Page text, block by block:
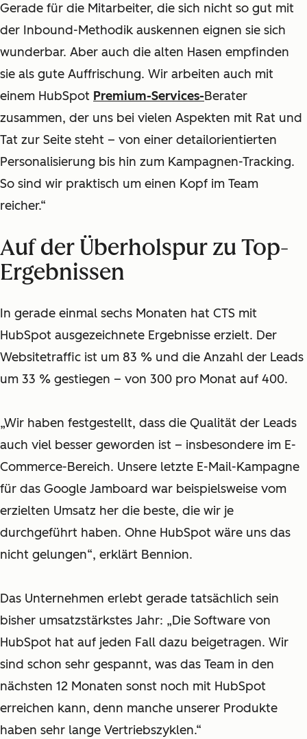
Gerade für die Mitarbeiter, die sich nicht so gut mit
der Inbound-Methodik auskennen eignen sie sich
wunderbar. Aber auch die alten Hasen empfinden
sie als gute Auffrischung. Wir arbeiten auch mit
einem HubSpot Premium-Services-Berater
zusammen, der uns bei vielen Aspekten mit Rat und
Tat zur Seite steht – von einer detailorientierten
Personalisierung bis hin zum Kampagnen-Tracking.
So sind wir praktisch um einen Kopf im Team
reicher.“
Auf der Überholspur zu Top-
Ergebnissen
In gerade einmal sechs Monaten hat CTS mit
HubSpot ausgezeichnete Ergebnisse erzielt. Der
Websitetraffic ist um 83 % und die Anzahl der Leads
um 33 % gestiegen – von 300 pro Monat auf 400.
„Wir haben festgestellt, dass die Qualität der Leads
auch viel besser geworden ist – insbesondere im E-
Commerce-Bereich. Unsere letzte E-Mail-Kampagne
für das Google Jamboard war beispielsweise vom
erzielten Umsatz her die beste, die wir je
durchgeführt haben. Ohne HubSpot wäre uns das
nicht gelungen“, erklärt Bennion.
Das Unternehmen erlebt gerade tatsächlich sein
bisher umsatzstärkstes Jahr: „Die Software von
HubSpot hat auf jeden Fall dazu beigetragen. Wir
sind schon sehr gespannt, was das Team in den
nächsten 12 Monaten sonst noch mit HubSpot
erreichen kann, denn manche unserer Produkte
haben sehr lange Vertriebszyklen.“